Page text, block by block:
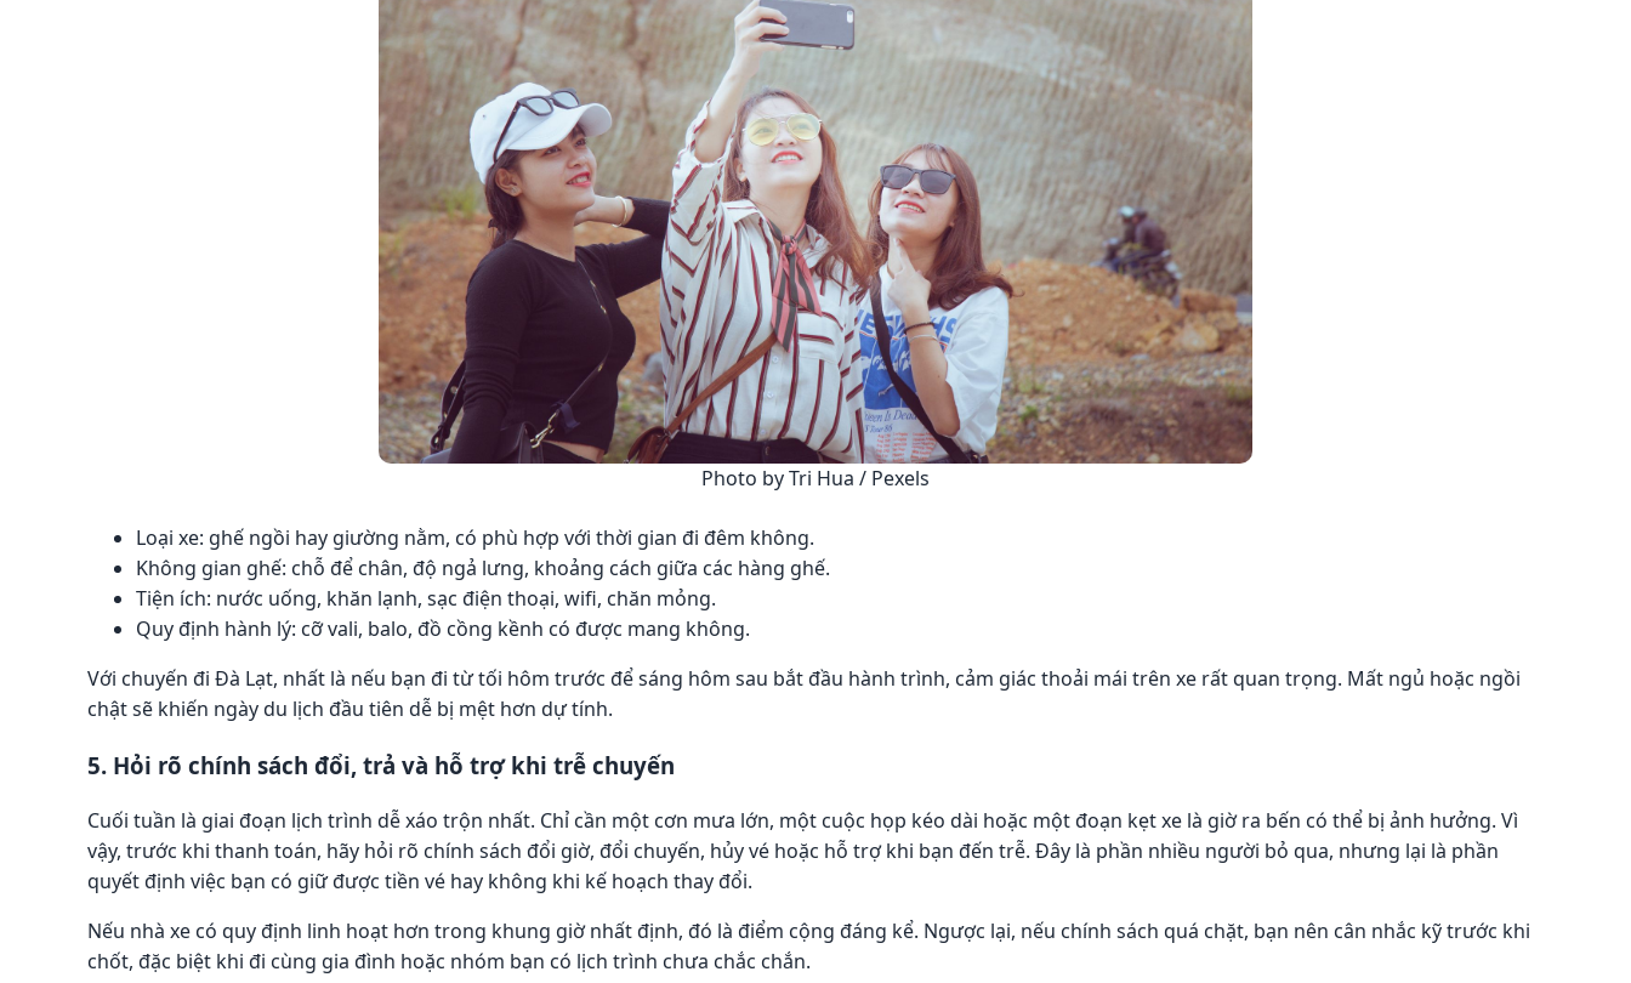
Photo by Tri Hua / Pexels
Loại xe: ghế ngồi hay giường nằm, có phù hợp với thời gian đi đêm không.
Không gian ghế: chỗ để chân, độ ngả lưng, khoảng cách giữa các hàng ghế.
Tiện ích: nước uống, khăn lạnh, sạc điện thoại, wifi, chăn mỏng.
Quy định hành lý: cỡ vali, balo, đồ cồng kềnh có được mang không.
Với chuyến đi Đà Lạt, nhất là nếu bạn đi từ tối hôm trước để sáng hôm sau bắt đầu hành trình, cảm giác thoải mái trên xe rất quan trọng. Mất ngủ hoặc ngồi
chật sẽ khiến ngày du lịch đầu tiên dễ bị mệt hơn dự tính.
5. Hỏi rõ chính sách đổi, trả và hỗ trợ khi trễ chuyến
Cuối tuần là giai đoạn lịch trình dễ xáo trộn nhất. Chỉ cần một cơn mưa lớn, một cuộc họp kéo dài hoặc một đoạn kẹt xe là giờ ra bến có thể bị ảnh hưởng. Vì
vậy, trước khi thanh toán, hãy hỏi rõ chính sách đổi giờ, đổi chuyến, hủy vé hoặc hỗ trợ khi bạn đến trễ. Đây là phần nhiều người bỏ qua, nhưng lại là phần
quyết định việc bạn có giữ được tiền vé hay không khi kế hoạch thay đổi.
Nếu nhà xe có quy định linh hoạt hơn trong khung giờ nhất định, đó là điểm cộng đáng kể. Ngược lại, nếu chính sách quá chặt, bạn nên cân nhắc kỹ trước khi
chốt, đặc biệt khi đi cùng gia đình hoặc nhóm bạn có lịch trình chưa chắc chắn.